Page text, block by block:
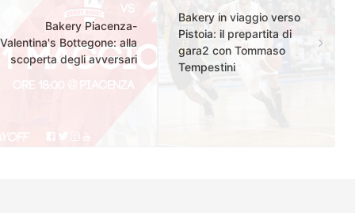
Bakery Piacenza-
Valentina's Bottegone: alla
scoperta degli avversari
Bakery in viaggio verso
Pistoia: il prepartita di
gara2 con Tommaso
Tempestini